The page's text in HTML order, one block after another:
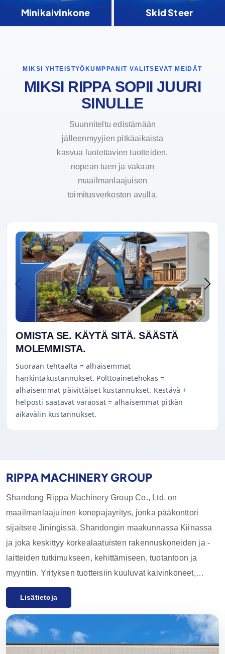
Minikaivinkone Skid Steer
MIKSI YHTEISTYÖKUMPPANIT VALITSEVAT MEIDÄT
MIKSI RIPPA SOPII JUURI
SINULLE
Suunniteltu edistämään
jälleenmyyjien pitkäaikaista
kasvua luotettavien tuotteiden,
nopean tuen ja vakaan
maailmanlaajuisen
toimitusverkoston avulla.
OMISTA SE. KÄYTÄ SITÄ. SÄÄSTÄ
MOLEMMISTA.
Suoraan tehtaalta = alhaisemmat
hankintakustannukset. Polttoainetehokas =
alhaisemmat päivittäiset kustannukset. Kestävä +
helposti saatavat varaosat = alhaisemmat pitkän
aikavälin kustannukset.
RIPPA MACHINERY GROUP
Shandong Rippa Machinery Group Co., Ltd. on
maailmanlaajuinen konepajayritys, jonka pääkonttori
sijaitsee Jiningissä, Shandongin maakunnassa Kiinassa
ja joka keskittyy korkealaatuisten rakennuskoneiden ja -
laitteiden tutkimukseen, kehittämiseen, tuotantoon ja
myyntiin. Yrityksen tuotteisiin kuuluvat kaivinkoneet,
kuormaajat, haarukkatrukit, luiskakuormaajat ja niiden
lisävarusteet, joita käytetään laajalti maataloudessa,
rakentamisessa, kaivostoiminnassa ja muilla
teollisuudenaloilla. Innovatiivisen T&K-valmiuden ja
tiukan laadunvalvonnan ansiosta Rippa Machineryn
Lisätietoja